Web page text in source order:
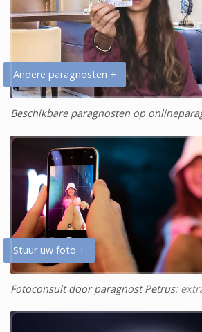
Andere paragnosten +
Beschikbare paragnosten op
Stuur uw foto +
Fotoconsult door paragnost Petrus: